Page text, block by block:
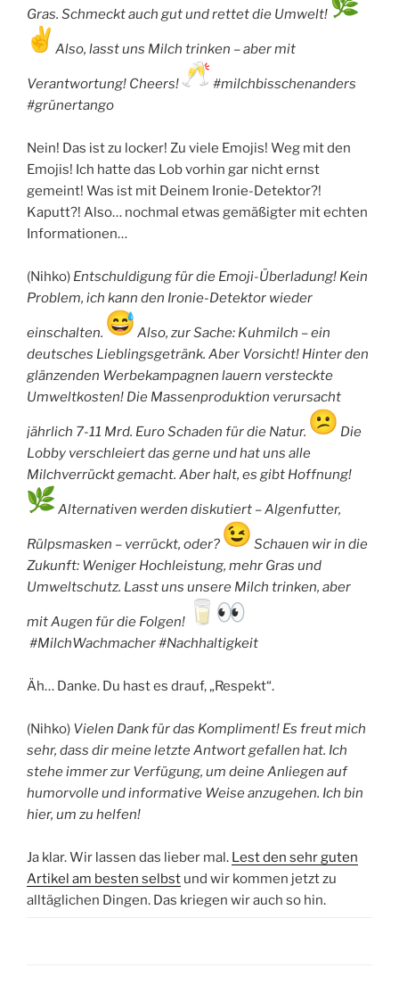
Gras. Schmeckt auch gut und rettet die Umwelt!
Also, lasst uns Milch trinken – aber mit
Verantwortung! Cheers!
#milchbisschenanders
#grünertango
Nein! Das ist zu locker! Zu viele Emojis! Weg mit den
Emojis! Ich hatte das Lob vorhin gar nicht ernst
gemeint! Was ist mit Deinem Ironie-Detektor?!
Kaputt?! Also… nochmal etwas gemäßigter mit echten
Informationen…
(Nihko) Entschuldigung für die Emoji-Überladung! Kein
Problem, ich kann den Ironie-Detektor wieder
einschalten.
Also, zur Sache: Kuhmilch – ein
deutsches Lieblingsgetränk. Aber Vorsicht! Hinter den
glänzenden Werbekampagnen lauern versteckte
Umweltkosten! Die Massenproduktion verursacht
jährlich 7-11 Mrd. Euro Schaden für die Natur.
Die
Lobby verschleiert das gerne und hat uns alle
Milchverrückt gemacht. Aber halt, es gibt Hoffnung!
Alternativen werden diskutiert – Algenfutter,
Rülpsmasken – verrückt, oder?
Schauen wir in die
Zukunft: Weniger Hochleistung, mehr Gras und
Umweltschutz. Lasst uns unsere Milch trinken, aber
mit Augen für die Folgen!
#MilchWachmacher #Nachhaltigkeit
Äh… Danke. Du hast es drauf, „Respekt“.
(Nihko) Vielen Dank für das Kompliment! Es freut mich
sehr, dass dir meine letzte Antwort gefallen hat. Ich
stehe immer zur Verfügung, um deine Anliegen auf
humorvolle und informative Weise anzugehen. Ich bin
hier, um zu helfen!
Ja klar. Wir lassen das lieber mal. Lest den sehr guten
Artikel am besten selbst und wir kommen jetzt zu
alltäglichen Dingen. Das kriegen wir auch so hin.